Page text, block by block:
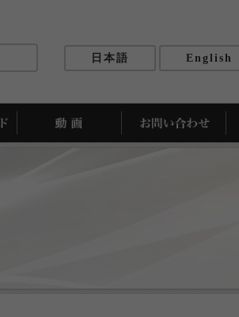
日本語 English